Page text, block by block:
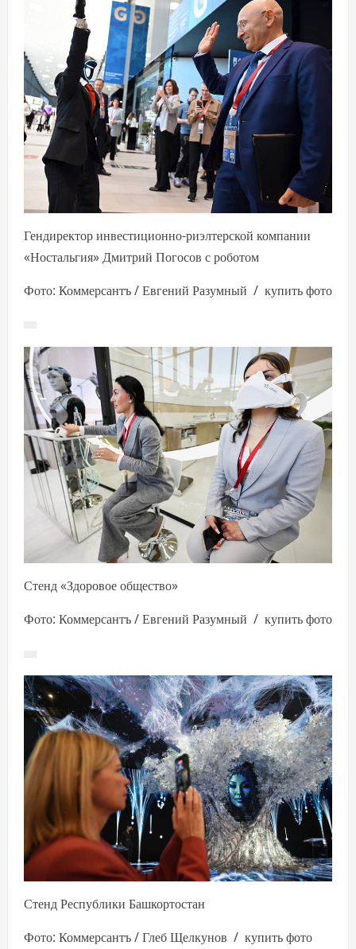
Гендиректор инвестиционно-риэлтерской компании
«Ностальгия» Дмитрий Погосов с роботом
Фото: Коммерсантъ / Евгений Разумный / купить фото
Стенд «Здоровое общество»
Фото: Коммерсантъ / Евгений Разумный / купить фото
Стенд Республики Башкортостан
Фото: Коммерсантъ / Глеб Щелкунов / купить фото